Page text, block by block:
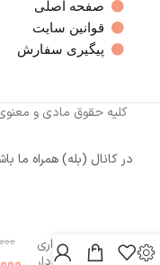
صفحه اصلی
قوانین سایت
پیگیری سفارش
کلیه حقوق مادی و
در کانال (بله) همراه ما
دامن شلواری